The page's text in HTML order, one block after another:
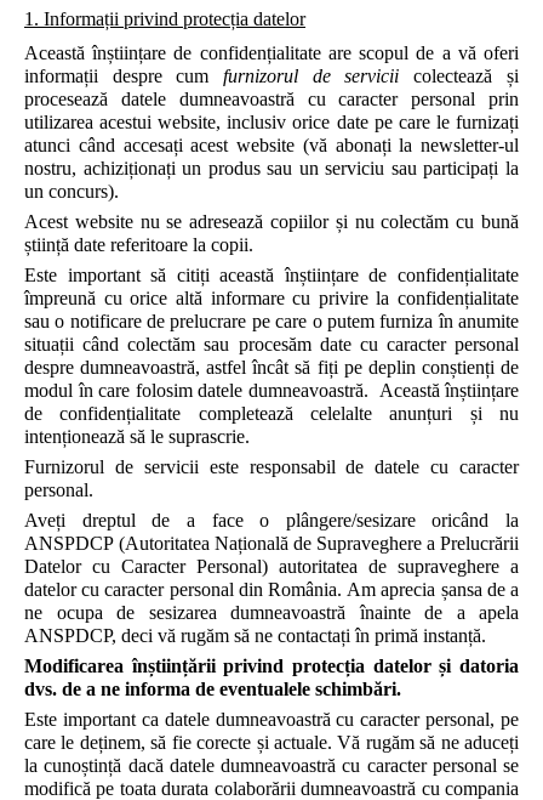
1. Informații privind protecția datelor
Această înștiințare de confidențialitate are scopul de a vă oferi
informații despre cum furnizorul de servicii
colectează și
procesează datele dumneavoastră cu caracter personal prin
utilizarea acestui website, inclusiv orice date pe care le furnizați
atunci când accesați acest website (vă abonați la newsletter-ul
nostru, achiziționați un produs sau un serviciu sau participați la
un concurs).
Acest website nu se adresează copiilor și nu colectăm cu bună
știință date referitoare la copii.
Este important să citiți această înștiințare de confidențialitate
împreună cu orice altă informare cu privire la confidențialitate
sau o notificare de prelucrare pe care o putem furniza în anumite
situații când colectăm sau procesăm date cu caracter personal
despre dumneavoastră, astfel încât să fiți pe deplin conștienți de
modul în care folosim datele dumneavoastră. Această înștiințare
de confidențialitate completează celelalte anunțuri și nu
intenționează să le suprascrie.
Furnizorul de servicii este responsabil de datele cu caracter
personal.
Aveți dreptul de a face o plângere/sesizare oricând la
ANSPDCP (Autoritatea Națională de Supraveghere a Prelucrării
Datelor cu Caracter Personal) autoritatea de supraveghere a
datelor cu caracter personal din România. Am aprecia șansa de a
ne ocupa de sesizarea dumneavoastră înainte de a apela
ANSPDCP, deci vă rugăm să ne contactați în primă instanță.
Modificarea înștiințării privind protecția datelor și datoria
dvs. de a ne informa de eventualele schimbări.
Este important ca datele dumneavoastră cu caracter personal, pe
care le deținem, să fie corecte și actuale. Vă rugăm să ne aduceți
la cunoștință dacă datele dumneavoastră cu caracter personal se
modifică pe toata durata colaborării dumneavoastră cu compania